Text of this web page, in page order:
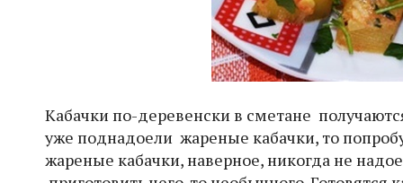
Кабачки по-деревенски в сметане
уже поднадоели жареные кабачки, то
жареные кабачки, наверное, никогда не